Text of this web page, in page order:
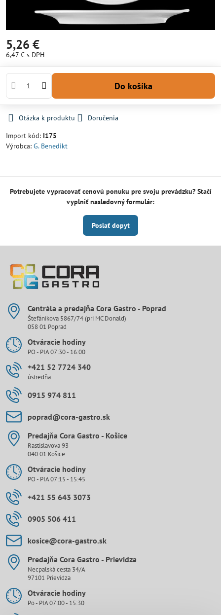
5,26 €
6,47 € s DPH
Do košíka
Otázka k produktu
Doručenia
Import kód: I175
Výrobca: G. Benedikt
Potrebujete vypracovať cenovú ponuku pre svoju prevádzku? Stačí
vyplniť nasledovný formulár:
Poslať dopyt
Centrála a predajňa Cora Gastro - Poprad
Štefánikova 5867/74 (pri MC Donald)
058 01 Poprad
Otváracie hodiny
PO - PIA 07:30 - 16:00
+421 52 7724 340
ústredňa
0915 974 811
poprad​@cora-gastro​.sk
Predajňa Cora Gastro - Košice
Rastislavova 93
040 01 Košice
Otváracie hodiny
PO - PIA 07:15 - 15:45
+421 55 643 3073
0905 506 411
kosice​@cora-gastro​.sk
Predajňa Cora Gastro - Prievidza
Necpalská cesta 34/A
97101 Prievidza
Otváracie hodiny
Po - PIA 07:00 - 15:30